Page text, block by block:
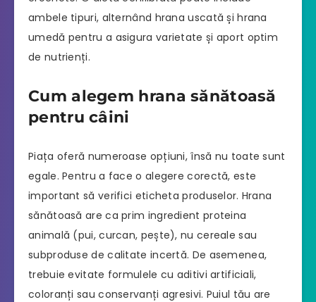
ambele tipuri, alternând hrana uscată și hrana
umedă pentru a asigura varietate și aport optim
de nutrienți.
Cum alegem hrana sănătoasă
pentru câini
Piața oferă numeroase opțiuni, însă nu toate sunt
egale. Pentru a face o alegere corectă, este
important să verifici eticheta produselor. Hrana
sănătoasă are ca prim ingredient proteina
animală (pui, curcan, pește), nu cereale sau
subproduse de calitate incertă. De asemenea,
trebuie evitate formulele cu aditivi artificiali,
coloranți sau conservanți agresivi. Puiul tău are